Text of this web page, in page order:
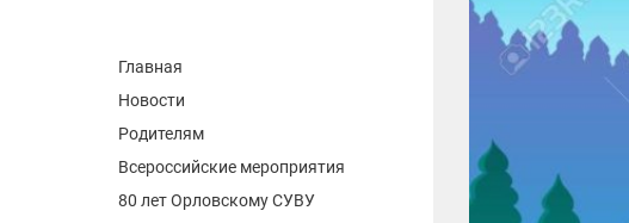
Главная
Новости
Родителям
Всероссийские мероприятия
80 лет Орловскому СУВУ